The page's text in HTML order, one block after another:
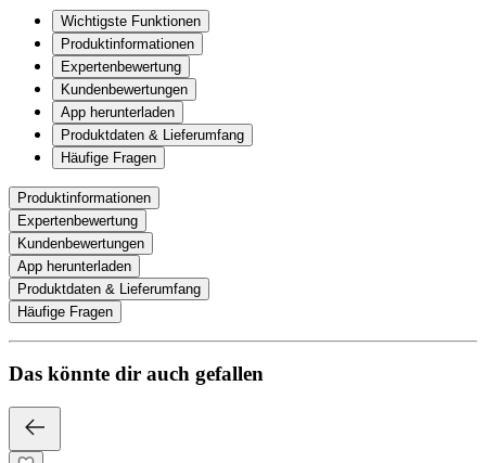
Wichtigste Funktionen
Produktinformationen
Expertenbewertung
Kundenbewertungen
App herunterladen
Produktdaten & Lieferumfang
Häufige Fragen
Produktinformationen
Expertenbewertung
Kundenbewertungen
App herunterladen
Produktdaten & Lieferumfang
Häufige Fragen
Das könnte dir auch gefallen